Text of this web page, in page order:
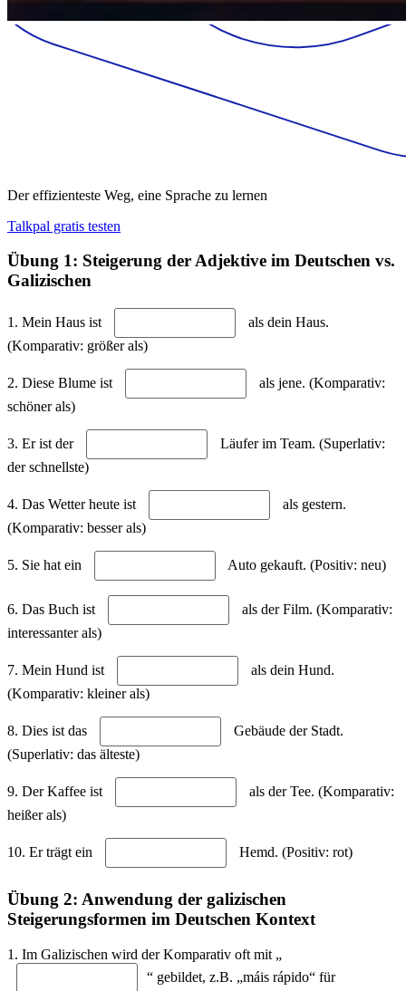
Der effizienteste Weg, eine Sprache zu lernen
Talkpal gratis testen
Übung 1: Steigerung der Adjektive im Deutschen vs.
Galizischen
1. Mein Haus ist
als dein Haus.
(Komparativ: größer als)
2. Diese Blume ist
als jene. (Komparativ:
schöner als)
3. Er ist der
Läufer im Team. (Superlativ:
der schnellste)
4. Das Wetter heute ist
als gestern.
(Komparativ: besser als)
5. Sie hat ein Auto gekauft. (Positiv: neu)
6. Das Buch ist
als der Film. (Komparativ:
interessanter als)
7. Mein Hund ist
als dein Hund.
(Komparativ: kleiner als)
8. Dies ist das
Gebäude der Stadt.
(Superlativ: das älteste)
9. Der Kaffee ist
als der Tee. (Komparativ:
heißer als)
10. Er trägt ein Hemd. (Positiv: rot)
Übung 2: Anwendung der galizischen
Steigerungsformen im Deutschen Kontext
1. Im Galizischen wird der Komparativ oft mit „
“ gebildet, z.B. „máis rápido“ für